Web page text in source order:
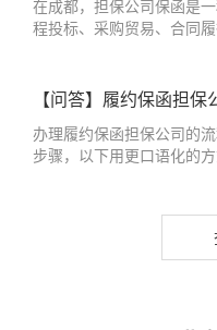
在成都，担保公司保函是
程投标、采购贸易、合同
办理履约保函担保公司的
步骤，以下用更口语化的